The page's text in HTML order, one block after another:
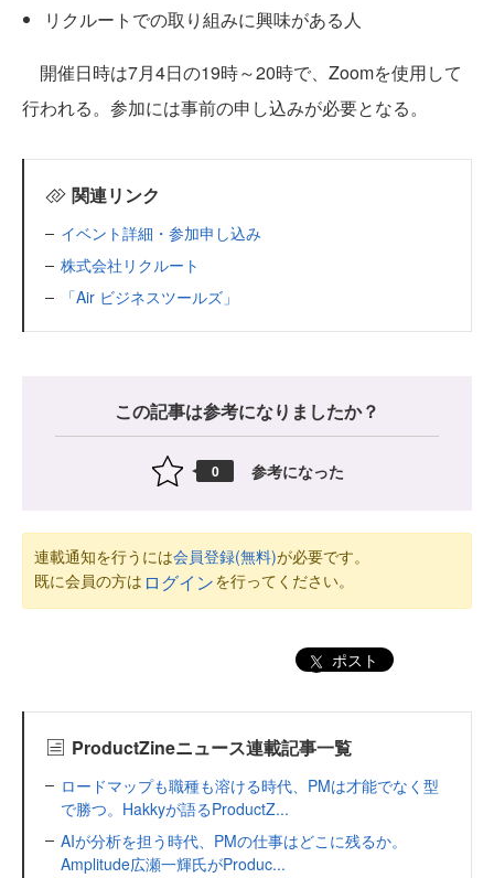
リクルートでの取り組みに興味がある人
開催日時は7月4日の19時～20時で、Zoomを使用して
行われる。参加には事前の申し込みが必要となる。
関連リンク
イベント詳細・参加申し込み
株式会社リクルート
「Air ビジネスツールズ」
この記事は参考になりましたか？
0 参考になった
連載通知を行うには会員登録(無料)が必要です。
既に会員の方は ログインを行ってください。
ポスト
ProductZineニュース連載記事一覧
ロードマップも職種も溶ける時代、PMは才能でなく型
で勝つ。Hakkyが語るProductZ...
AIが分析を担う時代、PMの仕事はどこに残るか。
Amplitude広瀬一輝氏がProduc...